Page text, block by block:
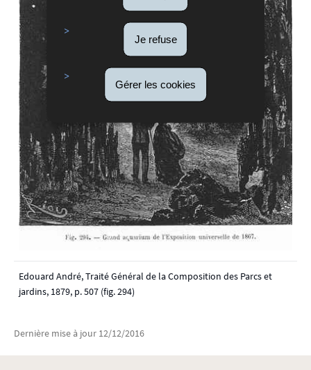
Je refuse
Gérer les cookies
Edouard André, Traité Général de la Composition des Parcs et
jardins, 1879, p. 507 (fig. 294)
Dernière mise à jour 12/12/2016